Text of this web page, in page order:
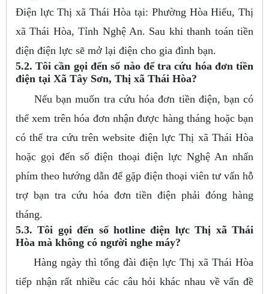
Điện lực Thị xã Thái Hòa tại: Phường Hòa Hiếu, Thị
xã Thái Hòa, Tỉnh Nghệ An. Sau khi thanh toán tiền
điện điện lực sẽ mở lại điện cho gia đình bạn.
5.2. Tôi cần gọi đến số nào để tra cứu hóa đơn tiền
điện tại Xã Tây Sơn, Thị xã Thái Hòa?
Nếu bạn muốn tra cứu hóa đơn tiền điện, bạn có
thể xem trên hóa đơn nhận được hàng tháng hoặc bạn
có thể tra cứu trên website điện lực Thị xã Thái Hòa
hoặc gọi đến số điện thoại điện lực Nghệ An nhấn
phím theo hướng dẫn để gặp điện thoại viên tư vấn hỗ
trợ bạn tra cứu hóa đơn tiền điện phải đóng hàng
tháng.
5.3. Tôi gọi đến số hotline điện lực Thị xã Thái
Hòa mà không có người nghe máy?
Hàng ngày thì tổng đài điện lực Thị xã Thái Hòa
tiếp nhận rất nhiều các câu hỏi khác nhau về vấn đề